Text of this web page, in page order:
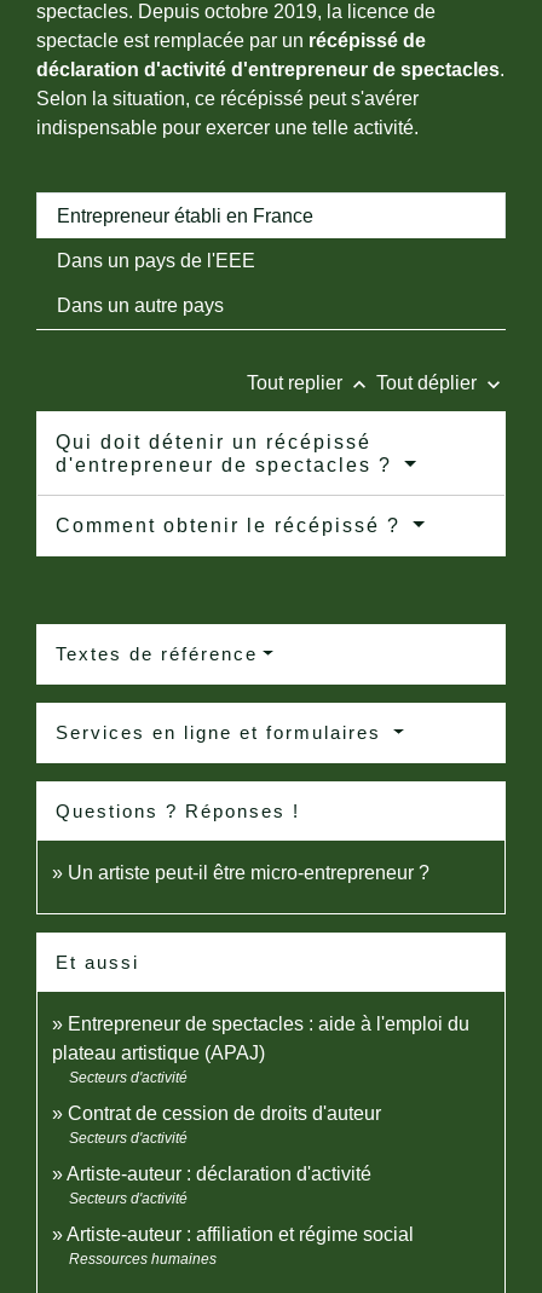
spectacles. Depuis octobre 2019, la licence de
spectacle est remplacée par un récépissé de
déclaration d'activité d'entrepreneur de spectacles.
Selon la situation, ce récépissé peut s'avérer
indispensable pour exercer une telle activité.
Entrepreneur établi en France
Dans un pays de l'EEE
Dans un autre pays
Tout replier keyboard_arrow_up Tout déplier keyboard_arrow_down
Qui doit détenir un récépissé
d'entrepreneur de spectacles ?
Comment obtenir le récépissé ?
Textes de référence
Services en ligne et formulaires
Questions ? Réponses !
Un artiste peut-il être micro-entrepreneur ?
Et aussi
Entrepreneur de spectacles : aide à l'emploi du
plateau artistique (APAJ)
Secteurs d'activité
Contrat de cession de droits d'auteur
Secteurs d'activité
Artiste-auteur : déclaration d'activité
Secteurs d'activité
Artiste-auteur : affiliation et régime social
Ressources humaines